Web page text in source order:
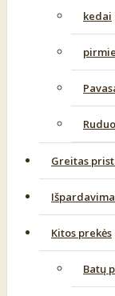
kedai
Greitas
Kitos prekės
Batų